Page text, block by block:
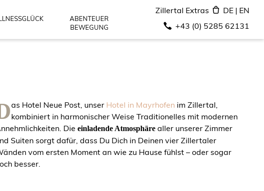
ABENTEUER
BEWEGUNG
Zillertal Extras DE | EN
+43 (0) 5285 62131
as Hotel Neue Post, unser Hotel in Mayrhofen im Zillertal,
kombiniert in harmonischer Weise Traditionelles mit modernen
Die einladende Atmosphäre aller unserer Zimmer
Suiten sorgt dafür, dass Du Dich in Deinen vier Zillertaler
vom ersten Moment an wie zu Hause fühlst – oder sogar
besser.